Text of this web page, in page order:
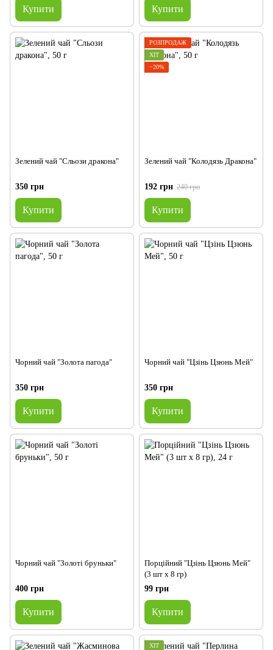
Купити Купити
Зелений чай "Сльози дракона"
350 грн
Купити
РОЗПРОДАЖ
ХІТ
−20%
Зелений чай "Колодязь Дракона"
192 грн 240 грн
Купити
Чорний чай "Золота пагода"
350 грн
Купити
Чорний чай "Цзінь Цзюнь Мей"
350 грн
Купити
Чорний чай "Золоті бруньки"
400 грн
Купити
Порційний "Цзінь Цзюнь Мей"
(3 шт х 8 гр)
99 грн
Купити
ХІТ